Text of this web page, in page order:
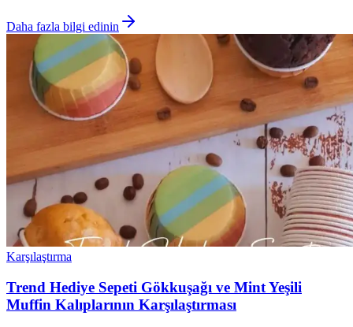
Daha fazla bilgi edinin
Karşılaştırma
Trend Hediye Sepeti Gökkuşağı ve Mint Yeşili
Muffin Kalıplarının Karşılaştırması